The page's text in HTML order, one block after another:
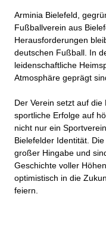
Arminia Bielefeld,
Fußballverein aus
Herausforderungen
deutschen Fußball. In
leidenschaftliche
Atmosphäre geprägt
Der Verein setzt auf
sportliche Erfolge auf
nicht nur ein
Bielefelder Identität.
großer Hingabe und
Geschichte voller
optimistisch in die
feiern.